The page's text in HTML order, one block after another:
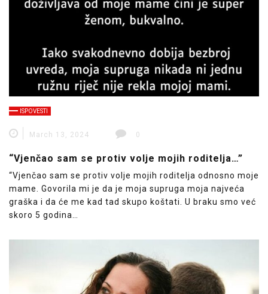
ISPOVESTI
March 13, 2024 0
“Vjenčao sam se protiv volje mojih roditelja…”
“Vjenčao sam se protiv volje mojih roditelja odnosno moje
mame. Govorila mi je da je moja supruga moja najveća
graška i da će me kad tad skupo koštati. U braku smo već
skoro 5 godina…